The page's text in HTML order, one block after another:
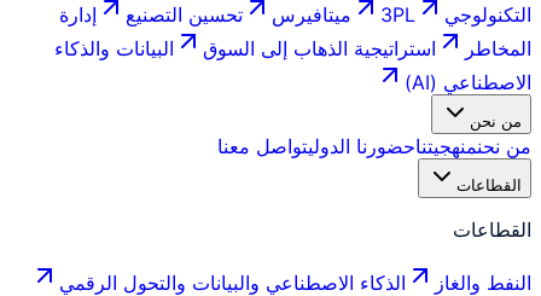
التكنولوجي
3PL ميتافيرس تحسين التصنيع
إدارة
المخاطر
استراتيجية الذهاب إلى السوق
البيانات والذكاء
الاصطناعي (AI)
من نحن
من نحنمنهجيتناحضورنا الدوليتواصل معنا
القطاعات
القطاعات
النفط والغاز
الذكاء الاصطناعي والبيانات والتحول الرقمي